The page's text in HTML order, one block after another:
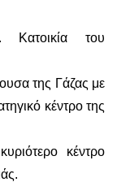
Κατοικία του
της Γάζας με
κέντρο της
κέντρο